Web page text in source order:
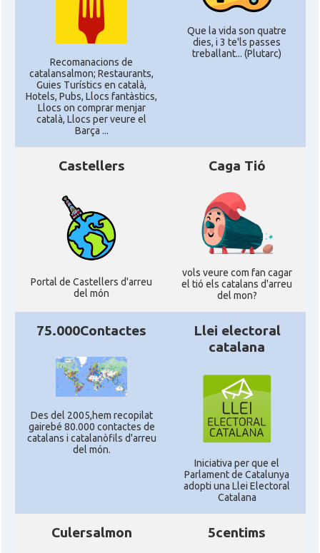
Recomanacions de
catalansalmon; Restaurants,
Guies Turístics en català,
Hotels, Pubs, Llocs fantàstics,
Llocs on comprar menjar
català, Llocs per veure el
Barça ...
Que la vida son quatre
dies, i 3 te'ls passes
treballant... (Plutarc)
Castellers
Portal de Castellers d'arreu
del món
Caga Tió
vols veure com fan cagar
el tió els catalans d'arreu
del mon?
75.000Contactes
Des del 2005,hem recopilat
gairebé 80.000 contactes de
catalans i catalanòfils d'arreu
del món.
Llei electoral
catalana
Iniciativa per que el
Parlament de Catalunya
adopti una Llei Electoral
Catalana
Culersalmon 5centims